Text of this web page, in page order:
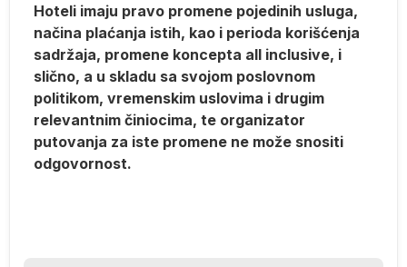
Hoteli imaju pravo promene pojedinih usluga,
načina plaćanja istih, kao i perioda korišćenja
sadržaja, promene koncepta all inclusive, i
slično, a u skladu sa svojom poslovnom
politikom, vremenskim uslovima i drugim
relevantnim činiocima, te organizator
putovanja za iste promene ne može snositi
odgovornost.